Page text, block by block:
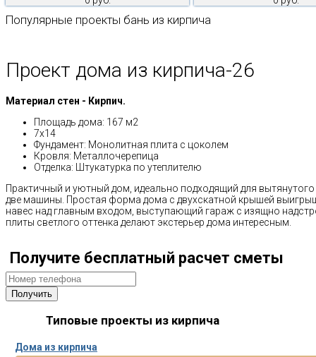
Популярные проекты бань из кирпича
Проект дома из кирпича-26
Материал стен - Кирпич.
Площадь дома: 167 м2
7х14
Фундамент: Монолитная плита с цоколем
Кровля: Металлочерепица
Отделка: Штукатурка по утеплителю
Практичный и уютный дом, идеально подходящий для
две машины. Простая форма дома с двухскатной крышей
навес над главным входом, выступающий гараж с изящно
плиты светлого оттенка делают экстерьер дома интересным.
Получите бесплатный расчет сметы
Типовые проекты из кирпича
Дома из кирпича